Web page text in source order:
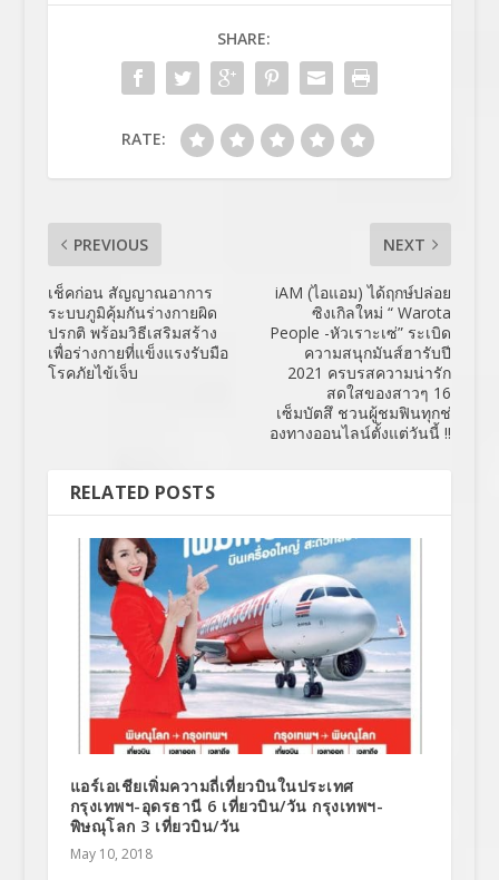
SHARE:
RATE:
PREVIOUS
เช็คก่อน สัญญาณอาการ
ระบบภูมิคุ้มกันร่างกายผิด
ปรกติ พร้อมวิธีเสริมสร้าง
เพื่อร่างกายที่แข็งแรงรับมือ
โรคภัยไข้เจ็บ
NEXT
iAM (ไอแอม) ได้ฤกษ์ปล่อย
ซิงเกิลใหม่ “ Warota
People -หัวเราะเซ่” ระเบิด
ความสนุกมันส์ฮารับปี
2021 ครบรสความน่ารัก
สดใสของสาวๆ 16
เซ็มบัตสึ ชวนผู้ชมฟินทุกช่
องทางออนไลน์ตั้งแต่วันนี้ !!
RELATED POSTS
แอร์เอเชียเพิ่มความถี่เที่ยวบินในประเทศ
กรุงเทพฯ-อุดรธานี 6 เที่ยวบิน/วัน กรุงเทพฯ-
พิษณุโลก 3 เที่ยวบิน/วัน
May 10, 2018